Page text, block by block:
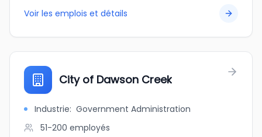
Voir les emplois et détails
City of Dawson Creek
Industrie: Government Administration
51-200 employés